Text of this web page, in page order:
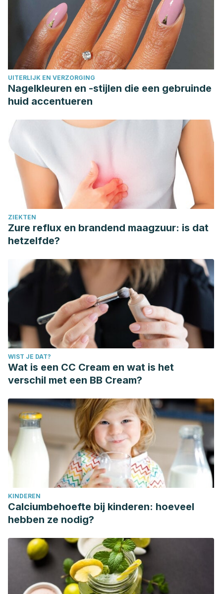
UITERLIJK EN VERZORGING
Nagelkleuren en -stijlen die een gebruinde
huid accentueren
ZIEKTEN
Zure reflux en brandend maagzuur: is dat
hetzelfde?
WIST JE DAT?
Wat is een CC Cream en wat is het
verschil met een BB Cream?
KINDEREN
Calciumbehoefte bij kinderen: hoeveel
hebben ze nodig?